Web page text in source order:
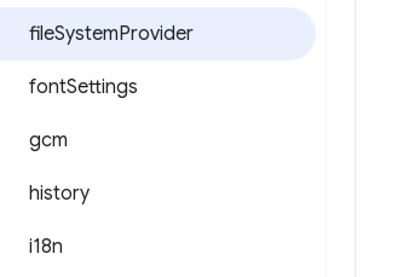
fileSystemProvider
fontSettings
gcm
history
i18n